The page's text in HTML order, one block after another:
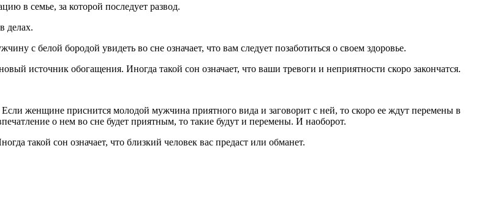
в семье, за которой последует развод.
делах.
с белой бородой увидеть во сне означает, что вам следует позаботиться о своем здоровье.
источник обогащения. Иногда такой сон означает, что ваши тревоги и неприятности скоро закончатся.
женщине приснится молодой мужчина приятного вида и заговорит с ней, то скоро ее ждут перемены в
о нем во сне будет приятным, то такие будут и перемены. И наоборот.
такой сон означает, что близкий человек вас предаст или обманет.